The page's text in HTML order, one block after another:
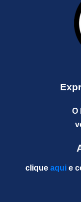
O
clique aquie